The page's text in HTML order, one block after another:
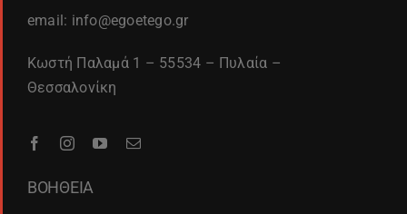
email: info@egoetego.gr
Κωστή Παλαμά 1 – 55534 – Πυλαία –
Θεσσαλονίκη
ΒΟΗΘΕΙΑ